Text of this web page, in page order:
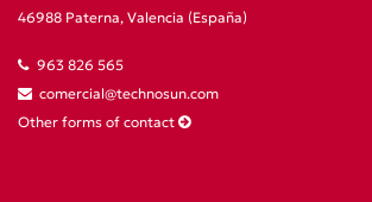
46988 Paterna, Valencia (España)
963 826 565
comercial@technosun.com
Other forms of contact